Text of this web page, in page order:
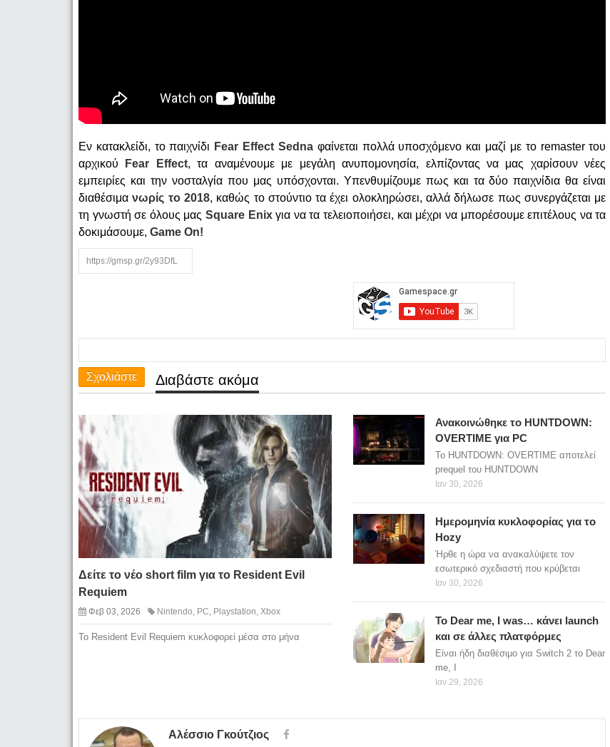
Εν κατακλείδι, το παιχνίδι Fear Effect Sedna φαίνεται πολλά υποσχόμενο και μαζί με το remaster του
αρχικού
Fear Effect, τα αναμένουμε με μεγάλη ανυπομονησία, ελπίζοντας να μας χαρίσουν νέες
εμπειρίες και την νοσταλγία που μας υπόσχονται. Υπενθυμίζουμε πως και τα δύο παιχνίδια θα είναι
διαθέσιμανωρίς το 2018, καθώς το στούντιο τα έχει ολοκληρώσει, αλλά δήλωσε πως συνεργάζεται με
τη γνωστή σε όλους μαςSquare Enixγια να τα τελειοποιήσει, και μέχρι να μπορέσουμε επιτέλους να τα
δοκιμάσουμε, Game On!
Σχολιάστε Διαβάστε ακόμα
Δείτε το νέο short film για το Resident Evil
Requiem
Φεβ 03, 2026 Nintendo, PC, Playstation, Xbox
To Resident Evil Requiem κυκλοφορεί μέσα στο μήνα
Ανακοινώθηκε το HUNTDOWN:
OVERTIME για PC
Το HUNTDOWN: OVERTIME αποτελεί
prequel του HUNTDOWN
Ιαν 30, 2026
Ημερομηνία κυκλοφορίας για το
Hozy
Ήρθε η ώρα να ανακαλύψετε τον
εσωτερικό σχεδιαστή που κρύβεται
Ιαν 30, 2026
Το Dear me, I was… κάνει launch
και σε άλλες πλατφόρμες
Είναι ήδη διαθέσιμο για Switch 2 το Dear
me, I
Ιαν 29, 2026
Αλέσσιο Γκούτζιος